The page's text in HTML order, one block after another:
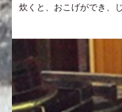
炊くと、おこげができ、